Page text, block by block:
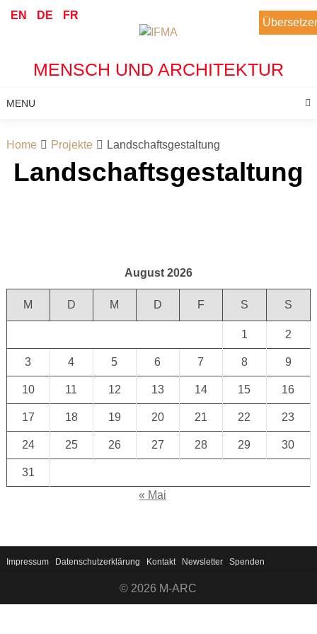
EN DE FR
MENSCH UND ARCHITEKTUR
MENU
Home Projekte Landschaftsgestaltung
Landschaftsgestaltung
August 2026
M D M D F S S
1 2
3 4 5 6 7 8 9
10 11 12 13 14 15 16
17 18 19 20 21 22 23
24 25 26 27 28 29 30
31
« Mai
Impressum Datenschutzerklärung Kontakt Newsletter Spenden
© 2026 M-ARC